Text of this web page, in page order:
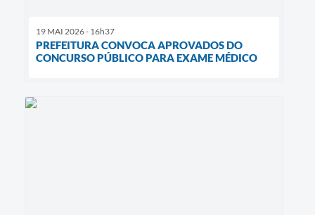
19 MAI 2026 - 16h37
PREFEITURA CONVOCA APROVADOS DO
CONCURSO PÚBLICO PARA EXAME MÉDICO